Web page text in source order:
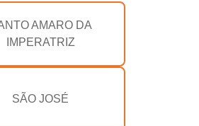
AMARO DA
IMPERATRIZ
SÃO JOSÉ